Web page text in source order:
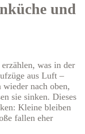
und
was in der
aus Luft –
nach oben,
sie sinken. Dieses
Kleine bleiben
fallen eher